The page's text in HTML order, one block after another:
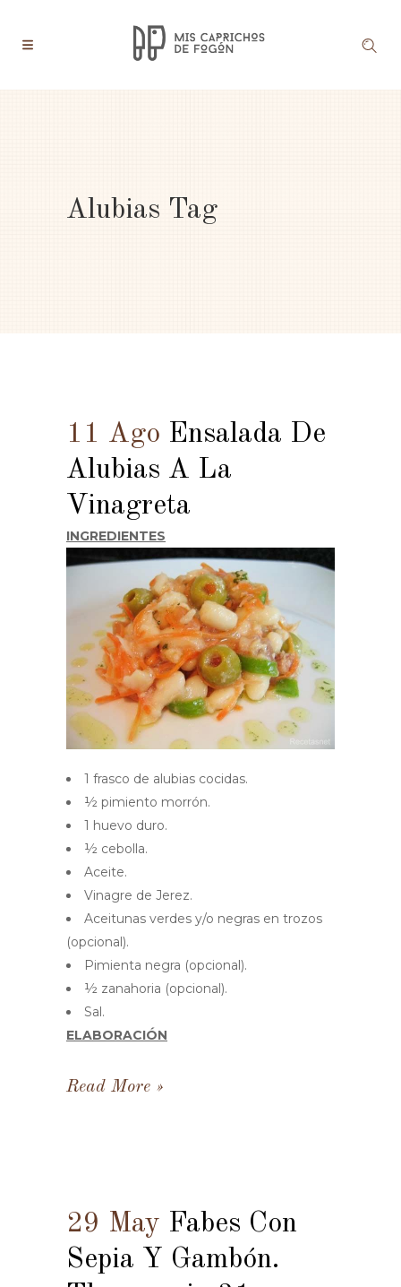
Alubias Tag
11 Ago Ensalada De
Alubias A La
Vinagreta
INGREDIENTES
1 frasco de alubias cocidas.
½ pimiento morrón.
1 huevo duro.
½ cebolla.
Aceite.
Vinagre de Jerez.
Aceitunas verdes y/o negras en trozos
(opcional).
Pimienta negra (opcional).
½ zanahoria (opcional).
Sal.
ELABORACIÓN
Read More
29 May Fabes Con
Sepia Y Gambón.